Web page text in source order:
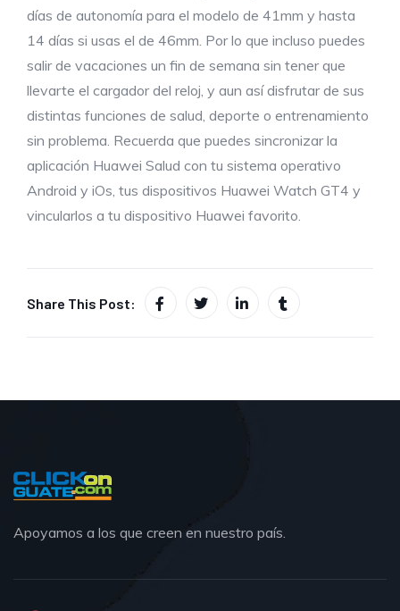
días de autonomía para el modelo de 41mm y hasta
14 días si usas el de 46mm. Por lo que incluso puedes
salir de vacaciones un fin de semana sin tener que
llevarte el cargador del reloj, y aun así disfrutar de sus
distintas funciones de salud, deporte o entrenamiento
sin problema. Recuerda que puedes sincronizar la
aplicación Huawei Salud con tu sistema operativo
Android y iOs, tus dispositivos Huawei Watch GT4 y
vincularlos a tu dispositivo Huawei favorito.
Share This Post:
Apoyamos a los que creen en nuestro país.